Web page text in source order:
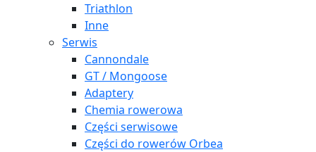
Triathlon
Inne
Serwis
Cannondale
GT / Mongoose
Adaptery
Chemia rowerowa
Części serwisowe
Części do rowerów Orbea